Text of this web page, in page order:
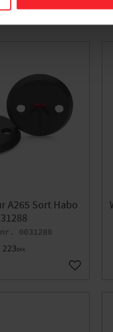
A265 Sort Habo
31288
0031288
223DKK
Gem som